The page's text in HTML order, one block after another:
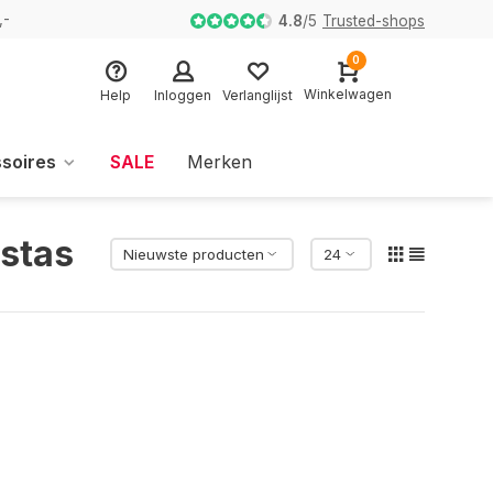
4.8/5 Trusted-shops
Help Inloggen Verlanglijst
0
Winkelwagen
SALE Merken